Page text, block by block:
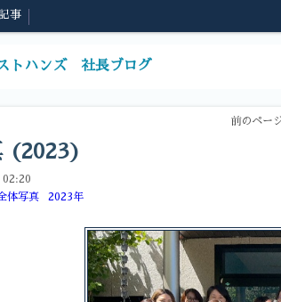
事
トハンズ 社長ブログ
前のペー
(2023)
02:20
体写真 2023年